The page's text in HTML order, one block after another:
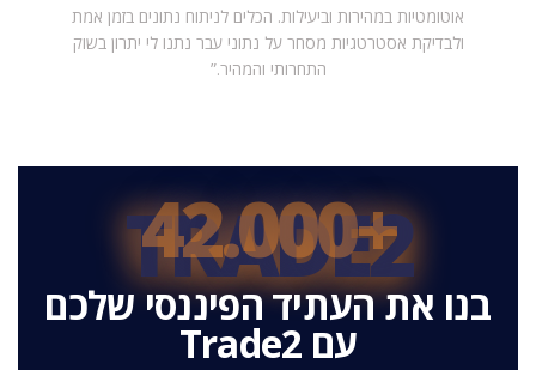
אוטומטיות במהירות וביעילות. הכלים לניתוח נתונים בזמן אמת
ולבדיקת אסטרטגיות מסחר על נתוני עבר נתנו לי יתרון בשוק
התחרותי והמהיר.”
TRADE2
+42.000
בנו את העתיד הפיננסי שלכם
עם Trade2